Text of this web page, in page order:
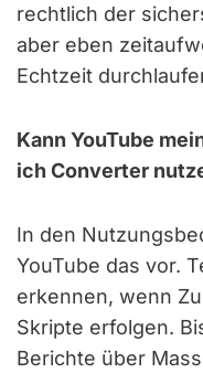
rechtlich der
aber eben
Echtzeit
Kann YouTube
ich Converter
In den
YouTube das vor.
erkennen, wenn
Skripte erfolgen.
Berichte über